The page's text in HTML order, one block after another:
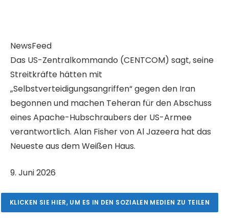
NewsFeed
Das US-Zentralkommando (CENTCOM) sagt, seine
Streitkräfte hätten mit
„Selbstverteidigungsangriffen“ gegen den Iran
begonnen und machen Teheran für den Abschuss
eines Apache-Hubschraubers der US-Armee
verantwortlich. Alan Fisher von Al Jazeera hat das
Neueste aus dem Weißen Haus.
V
r
ö
9. Juni 2026
KLICKEN SIE HIER, UM ES IN DEN SOZIALEN MEDIEN ZU TEILEN